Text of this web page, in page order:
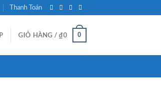
Thanh Toán
GIỎ HÀNG /₫0 0